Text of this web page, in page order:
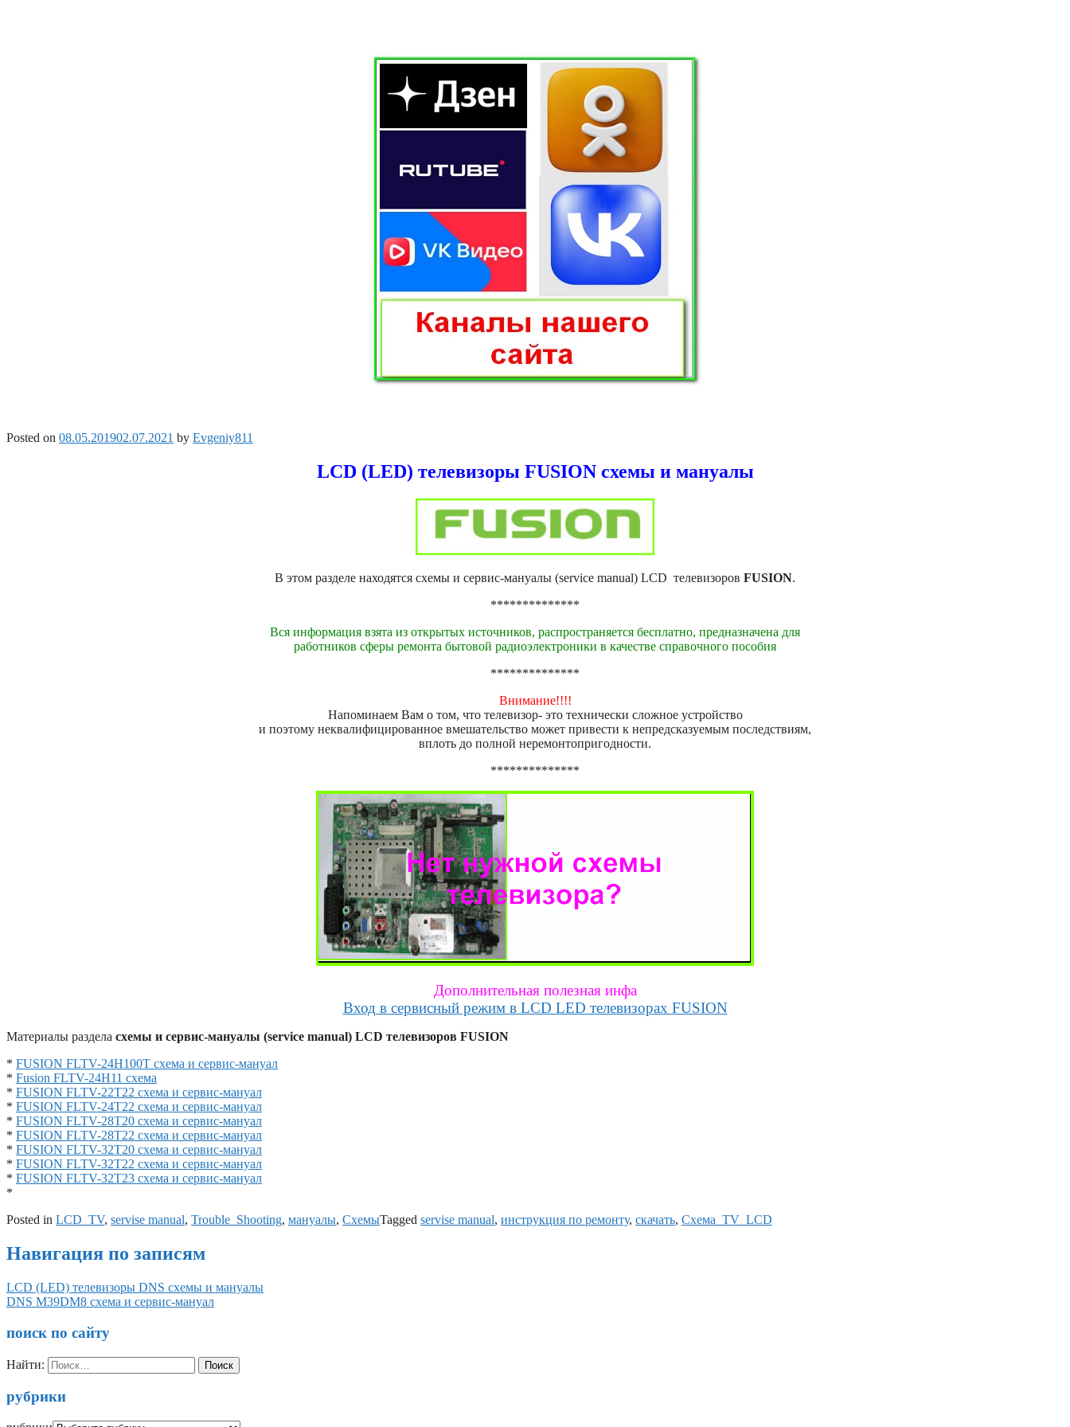
Posted on 08.05.201902.07.2021 by Evgeniy811
LCD (LED) телевизоры FUSION схемы и мануалы
В этом разделе находятся схемы и сервис-мануалы (service manual) LCD телевизоров FUSION.
**************
Вся информация взята из открытых источников, распространяется бесплатно, предназначена для
работников сферы ремонта бытовой радиоэлектроники в качестве справочного пособия
**************
Внимание!!!!
Напоминаем Вам о том, что телевизор- это технически сложное устройство
и поэтому неквалифицированное вмешательство может привести к непредсказуемым последствиям,
вплоть до полной неремонтопригодности.
**************
Дополнительная полезная инфа
Вход в сервисный режим в LCD LED телевизорах FUSION
Материалы раздела схемы и сервис-мануалы (service manual) LCD телевизоров FUSION
* FUSION FLTV-24H100T схема и сервис-мануал
* Fusion FLTV-24H11 схема
* FUSION FLTV-22T22 схема и сервис-мануал
* FUSION FLTV-24T22 схема и сервис-мануал
* FUSION FLTV-28T20 схема и сервис-мануал
* FUSION FLTV-28T22 схема и сервис-мануал
* FUSION FLTV-32T20 схема и сервис-мануал
* FUSION FLTV-32T22 схема и сервис-мануал
* FUSION FLTV-32T23 схема и сервис-мануал
*
Posted in LCD_TV, servise manual, Trouble_Shooting, мануалы, СхемыTagged servise manual, инструкция по ремонту, скачать, Схема_TV_LCD
Навигация по записям
LCD (LED) телевизоры DNS схемы и мануалы
DNS M39DM8 схема и сервис-мануал
поиск по сайту
Найти:
рубрики